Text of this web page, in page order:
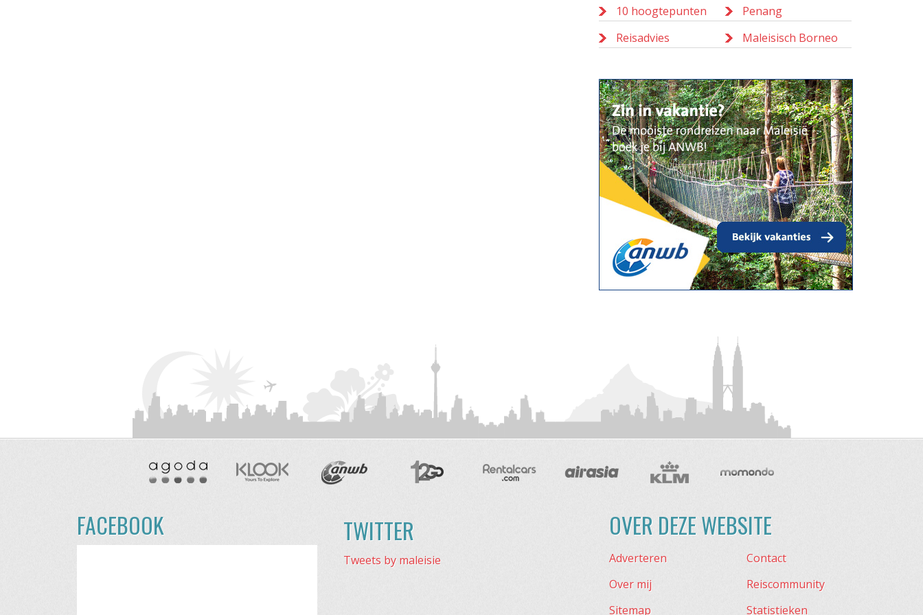
10 hoogtepunten
Penang
Reisadvies
Maleisisch Borneo
FACEBOOK TWITTER
Tweets by maleisie
OVER DEZE WEBSITE
Adverteren
Contact
Over mij
Reiscommunity
Sitemap
Statistieken